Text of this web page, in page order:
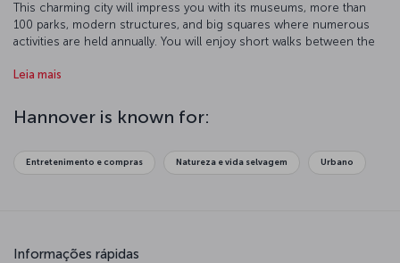
This charming city will impress you with its museums, more than
100 parks, modern structures, and big squares where numerous
activities are held annually. You will enjoy short walks between the
the pavements of the city will guide you to 36 historic spots.
Leia mais
Hannover is known for:
Entretenimento e compras Natureza e vida selvagem Urbano
Informações rápidas